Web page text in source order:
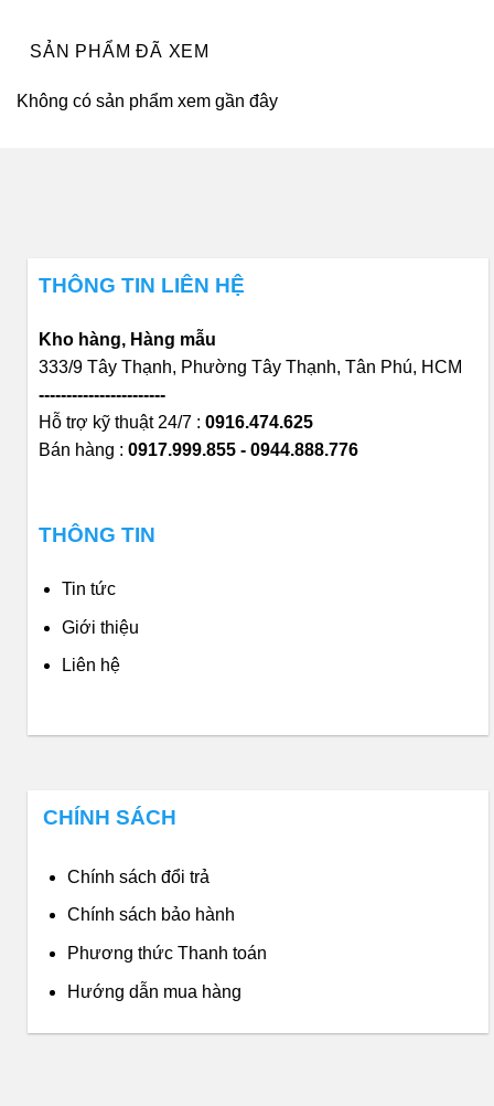
SẢN PHẨM ĐÃ XEM
Không có sản phẩm xem gần đây
THÔNG TIN LIÊN HỆ
Kho hàng, Hàng mẫu
333/9 Tây Thạnh, Phường Tây Thạnh, Tân Phú, HCM
-----------------------
Hỗ trợ kỹ thuật 24/7 : 0916.474.625
Bán hàng : 0917.999.855 - 0944.888.776
THÔNG TIN
Tin tức
Giới thiệu
Liên hệ
CHÍNH SÁCH
Chính sách đổi trả
Chính sách bảo hành
Phương thức Thanh toán
Hướng dẫn mua hàng